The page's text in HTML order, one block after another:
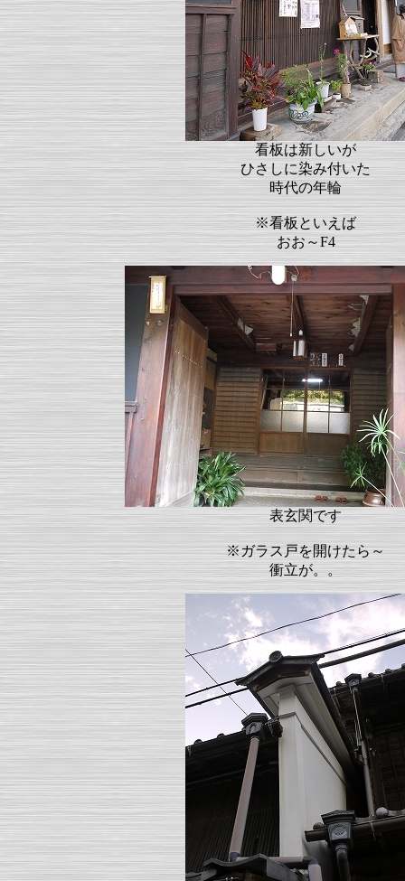
看板は新しいが
ひさしに染み付いた
時代の年輪
※看板といえば
おお～F4
表玄関です
※ガラス戸を開けたら～
衝立が。。